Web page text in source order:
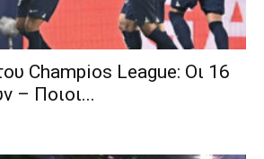
Champios League: Οι 16
– Ποιοι...